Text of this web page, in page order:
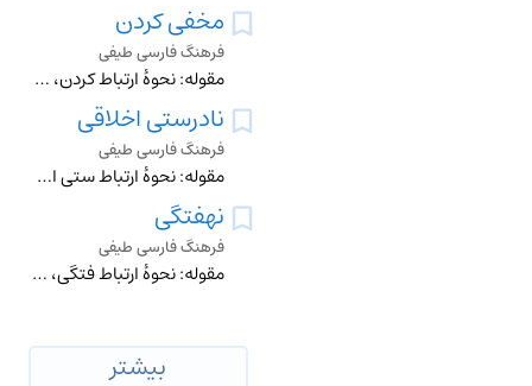
مخفی کردن
فرهنگ فارسی طیفی
مقوله: نحوۀ ارتباط کردن، کتمان کردن، مخفی نگهداشتن نقاب کشیدن، پرده انداختن
نادرستی اخلاقی
فرهنگ فارسی طیفی
مقوله: نحوۀ ارتباط ستی اخلاقی، فقدان خلوص، کتمان بهانه ایهام، دررفتن، دورویی چاپلوسی تجسم غیرواقعی فسق، شرارت
نهفتگی
فرهنگ فارسی طیفی
مقوله: نحوۀ ارتباط فتگی، پوشیدگی، بسخو، کمین، پنهان بودن، اختفا، کتمان بی‌سروصدایی، حیله‌گری خیانت، نادرستی بی‌حرکتی، رکود، سکون بالقوه بودن، امکان استعاره سِرّ
بیشتر